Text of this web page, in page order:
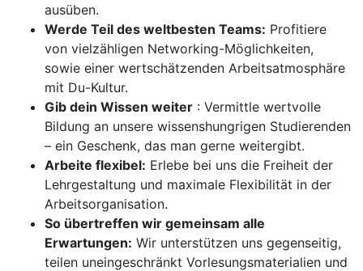
ausüben.
Werde Teil des weltbesten Teams: Profitiere
von vielzähligen Networking-Möglichkeiten,
sowie einer wertschätzenden Arbeitsatmosphäre
mit Du-Kultur.
Gib dein Wissen weiter : Vermittle wertvolle
Bildung an unsere wissenshungrigen Studierenden
– ein Geschenk, das man gerne weitergibt.
Arbeite flexibel: Erlebe bei uns die Freiheit der
Lehrgestaltung und maximale Flexibilität in der
Arbeitsorganisation.
So übertreffen wir gemeinsam alle
Erwartungen: Wir unterstützen uns gegenseitig,
teilen uneingeschränkt Vorlesungsmaterialien und